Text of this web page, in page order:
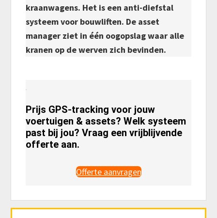
kraanwagens. Het is een anti-diefstal
systeem voor bouwliften. De asset
manager ziet in één oogopslag waar alle
kranen op de werven zich bevinden.
Prijs GPS-tracking voor jouw
voertuigen & assets? Welk systeem
past bij jou? Vraag een vrijblijvende
offerte aan.
Offerte aanvragen